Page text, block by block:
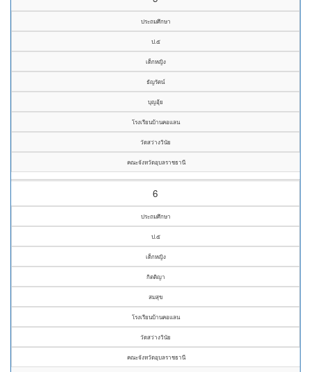
ประถมศึกษา
ป.๕
เด็กหญิง
ธัญรัตน์
บุญอุ้ย
โรงเรียนบ้านคอแลน
วัดสว่างวินัย
คณะจังหวัดอุบลราชธานี
6
ประถมศึกษา
ป.๕
เด็กหญิง
กิตติญา
สมสุข
โรงเรียนบ้านคอแลน
วัดสว่างวินัย
คณะจังหวัดอุบลราชธานี